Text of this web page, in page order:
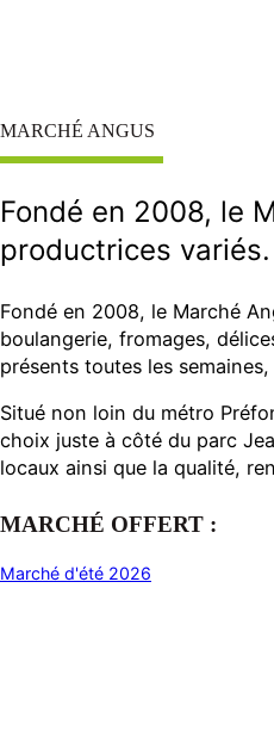
MARCHÉ ANGUS
Fondé en 2008, le
productrices variés.
Fondé en 2008, le Marché
boulangerie, fromages,
présents toutes les
Situé non loin du métro
choix juste à côté du parc
locaux ainsi que la qualité,
MARCHÉ OFFERT :
Marché d'été 2026